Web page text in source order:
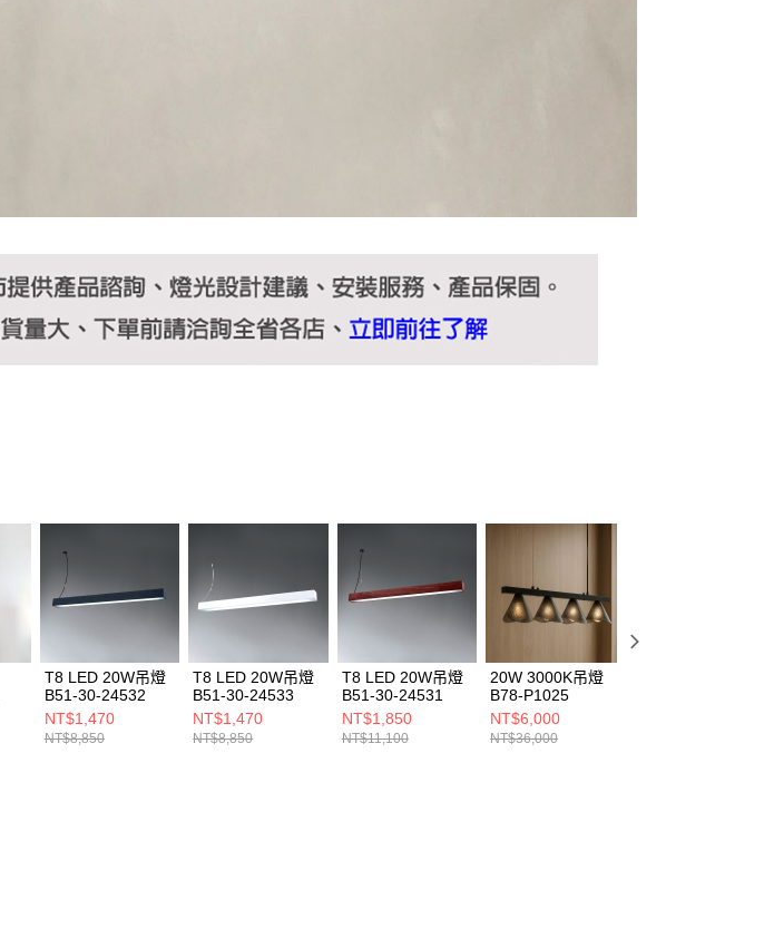
T8 LED 20W吊燈
B51-30-24532
NT$1,470
NT$8,850
T8 LED 20W吊燈
B51-30-24533
NT$1,470
NT$8,850
T8 LED 20W吊燈
B51-30-24531
NT$1,850
NT$11,100
20W 3000K吊燈
B78-P1025
NT$6,000
NT$36,000